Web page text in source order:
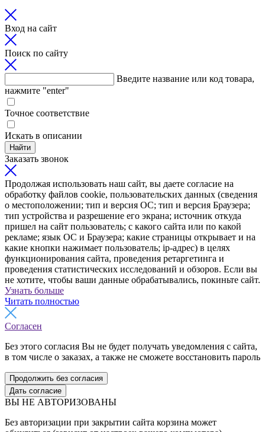
Вход на сайт
Поиск по сайту
Введите название или код товара,
нажмите "enter"
Точное соответствие
Искать в описании
Найти
Заказать звонок
Продолжая использовать наш сайт, вы даете согласие на
обработку файлов cookie, пользовательских данных (сведения
о местоположении; тип и версия ОС; тип и версия Браузера;
тип устройства и разрешение его экрана; источник откуда
пришел на сайт пользователь; с какого сайта или по какой
рекламе; язык ОС и Браузера; какие страницы открывает и на
какие кнопки нажимает пользователь; ip-адрес) в целях
функционирования сайта, проведения ретаргетинга и
проведения статистических исследований и обзоров. Если вы
не хотите, чтобы ваши данные обрабатывались, покиньте сайт.
Узнать больше
Читать полностью
Согласен
Без этого согласия Вы не будет получать уведомления с сайта,
в том числе о заказах, а также не сможете восстановить пароль
Продолжить без согласия
Дать согласие
ВЫ НЕ АВТОРИЗОВАНЫ
Без авторизации при закрытии сайта корзина может